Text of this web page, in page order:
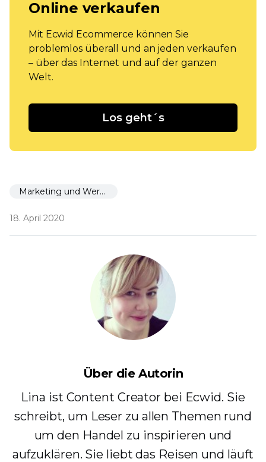
Online verkaufen
Mit Ecwid Ecommerce können Sie
problemlos überall und an jeden verkaufen
– über das Internet und auf der ganzen
Welt.
Los geht´s
Marketing und Werbung
18. April 2020
Über die Autorin
Lina ist Content Creator bei Ecwid. Sie
schreibt, um Leser zu allen Themen rund
um den Handel zu inspirieren und
aufzuklären. Sie liebt das Reisen und läuft